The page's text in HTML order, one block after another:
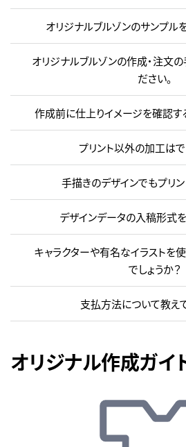
オリジナルブルゾンのサンプル
オリジナルブルゾンの作成・注文
ださい。
作成前に仕上りイメージを確認す
プリント以外の加工は
手描きのデザインでもプリ
デザインデータの入稿形式
キャラクターや有名なイラストを
でしょうか？
支払方法について教えて
オリジナル作成ガイ